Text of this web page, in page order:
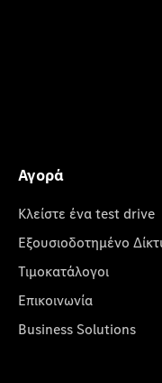
Αγορά
Κλείστε ένα test drive
Εξουσιοδοτημένο
Τιμοκατάλογοι
Επικοινωνία
Business Solutions